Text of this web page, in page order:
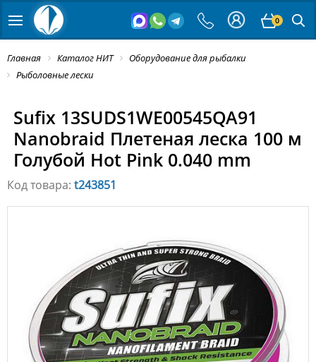
0
Главная Каталог НИТ
Оборудование для рыбалки
Рыболовные лески
Sufix 13SUDS1WE00545QA91
Nanobraid Плетеная леска 100 м
Голубой Hot Pink 0.040 mm
Код товара: t243851